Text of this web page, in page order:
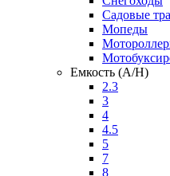
Садовые
Мопеды
Емкость (A/H)
2.3
3
4
4.5
5
7
8